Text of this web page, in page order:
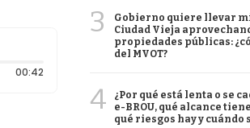
00:42Duración: 42 segundos
3
Gobierno quiere llevar
Ciudad Vieja
propiedades públicas:
del MVOT?
4
¿Por qué está lenta o se
e-BROU, qué alcance
qué riesgos hay y cuándo